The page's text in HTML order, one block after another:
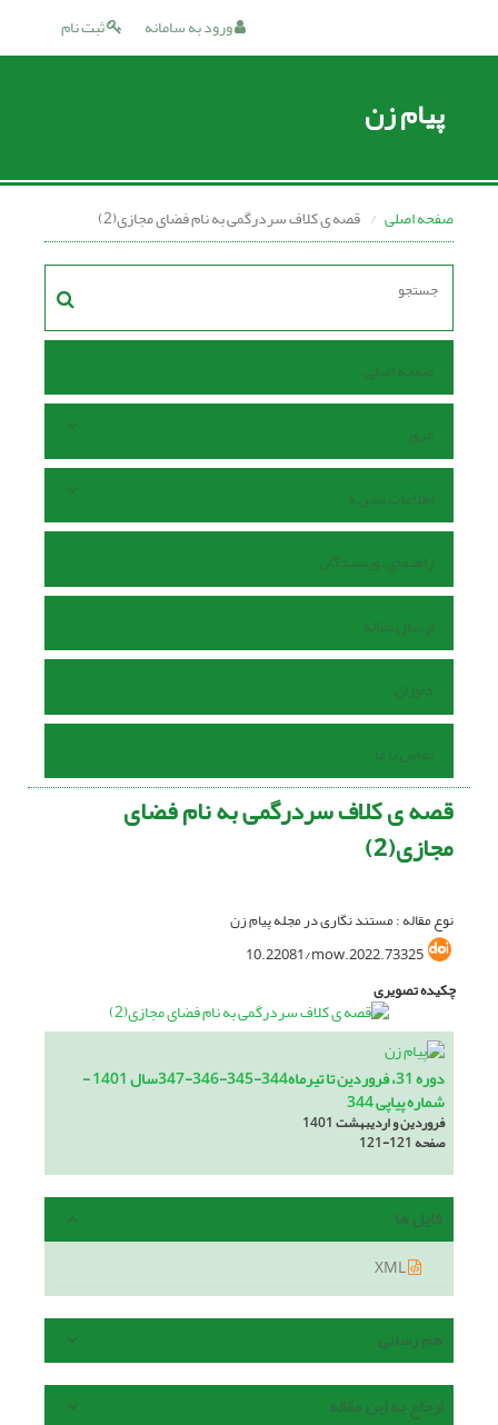
ثبت نام ورود به سامانه
پیام زن
صفحه اصلی قصه ی کلاف سردرگمی به نام فضای مجازی(2)
صفحه اصلی
مرور
اطلاعات نشریه
راهنمای نویسندگان
ارسال مقاله
داوران
تماس با ما
قصه ی کلاف سردرگمی به نام فضای
مجازی(2)
نوع مقاله : مستند نگاری در مجله پیام زن
10.22081/mow.2022.73325
چکیده تصویری
دوره 31، فروردین تا تیرماه344-345-346-347سال 1401 -
شماره پیاپی 344
فروردین و اردیبهشت 1401
صفحه121-121
فایل ها
هم رسانی
ارجاع به این مقاله